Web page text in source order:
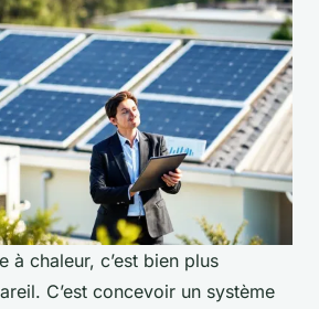
à chaleur, c’est bien plus
C’est concevoir un système